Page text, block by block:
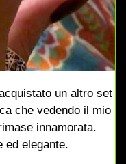
un altro set
che vedendo il mio
innamorata.
ed elegante.